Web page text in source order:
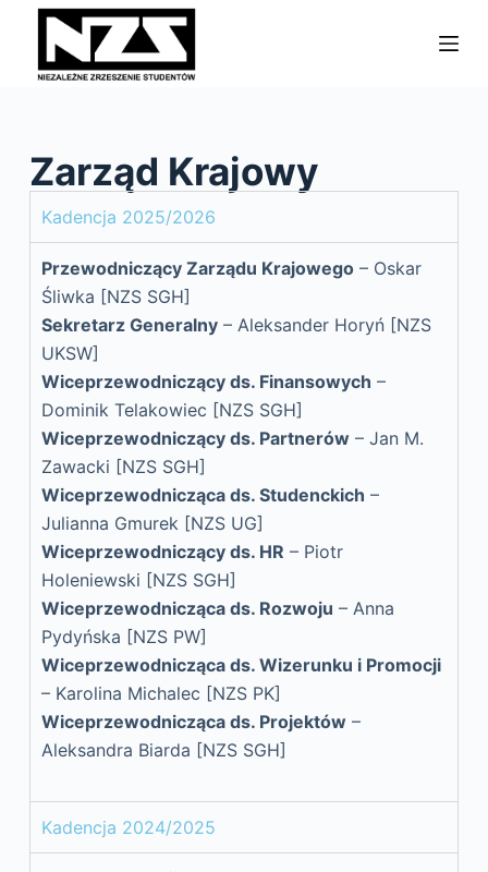
d
ź
Zarząd Krajowy
Kadencja 2025/2026
Przewodniczący Zarządu Krajowego – Oskar
Śliwka [NZS SGH]
Sekretarz Generalny– Aleksander Horyń[NZS
UKSW]
Wiceprzewodniczący ds. Finansowych –
Dominik Telakowiec [NZS SGH]
Wiceprzewodniczący ds. Partnerów – Jan M.
Zawacki [NZS SGH]
Wiceprzewodnicząca ds. Studenckich –
Julianna Gmurek [NZS UG]
Wiceprzewodniczący ds. HR – Piotr
Holeniewski [NZS SGH]
Wiceprzewodnicząca ds. Rozwoju – Anna
Pydyńska [NZS PW]
Wiceprzewodnicząca ds. Wizerunku i Promocji
– Karolina Michalec [NZS PK]
Wiceprzewodnicząca ds. Projektów –
Aleksandra Biarda [NZS SGH]
Kadencja 2024/2025